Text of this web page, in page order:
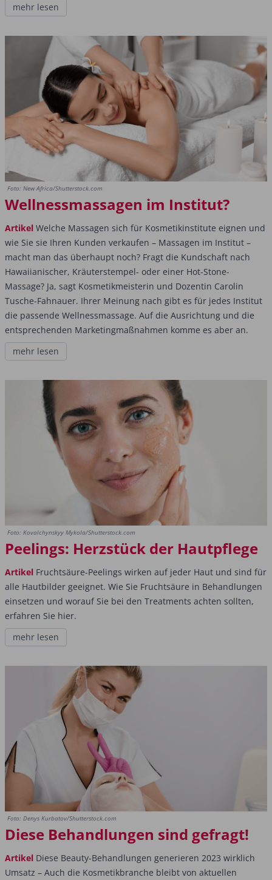
mehr lesen
Foto: New Africa/Shutterstock.com
Wellnessmassagen im Institut?
Artikel Welche Massagen sich für Kosmetikinstitute eignen und
wie Sie sie Ihren Kunden verkaufen – Massagen im Institut –
macht man das überhaupt noch? Fragt die Kundschaft nach
Hawaiianischer, Kräuterstempel- oder einer Hot-Stone-
Massage? Ja, sagt Kosmetikmeisterin und Dozentin Carolin
Tusche-Fahnauer. Ihrer Meinung nach gibt es für jedes Institut
die passende Wellnessmassage. Auf die Ausrichtung und die
entsprechenden Marketingmaßnahmen komme es aber an.
mehr lesen
Foto: Kovalchynskyy Mykola/Shutterstock.com
Peelings: Herzstück der Hautpflege
Artikel Fruchtsäure-Peelings wirken auf jeder Haut und sind für
alle Hautbilder geeignet. Wie Sie Fruchtsäure in Behandlungen
einsetzen und worauf Sie bei den Treatments achten sollten,
erfahren Sie hier.
mehr lesen
Foto: Denys Kurbatov/Shutterstock.com
Diese Behandlungen sind gefragt!
Artikel Diese Beauty-Behandlungen generieren 2023 wirklich
Umsatz – Auch die Kosmetikbranche bleibt von aktuellen